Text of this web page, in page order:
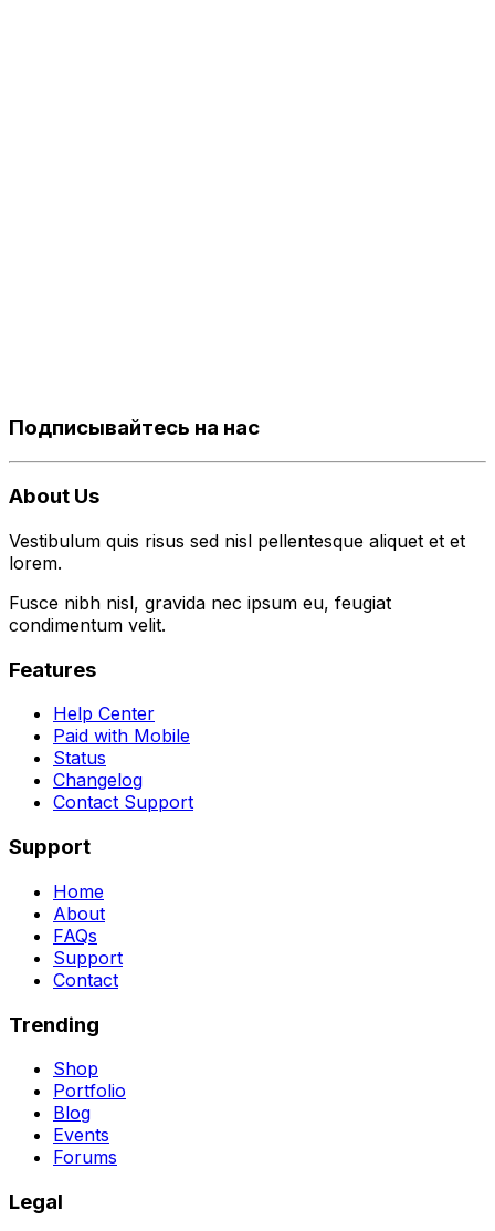
Подписывайтесь на нас
About Us
Vestibulum quis risus sed nisl pellentesque aliquet et et
lorem.
Fusce nibh nisl, gravida nec ipsum eu, feugiat
condimentum velit.
Features
Help Center
Paid with Mobile
Status
Changelog
Contact Support
Support
Home
About
FAQs
Support
Contact
Trending
Shop
Portfolio
Blog
Events
Forums
Legal